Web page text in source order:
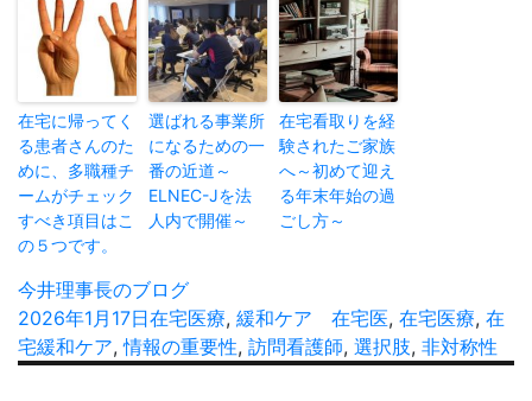
在宅に帰ってく
る患者さんのた
めに、多職種チ
ームがチェック
すべき項目はこ
の５つです。
選ばれる事業所
になるための一
番の近道～
ELNEC-Jを法
人内で開催～
在宅看取りを経
験されたご家族
へ～初めて迎え
る年末年始の過
ごし方～
投
稿
者
今井理事長のブログ
投
稿
2026年1月17日カ
テ
在宅医療, 緩和ケア タ
グ
在宅医, 在宅医療, 在
宅緩和ケア,情報の重要性, 訪問看護師, 選択肢, 非対称性